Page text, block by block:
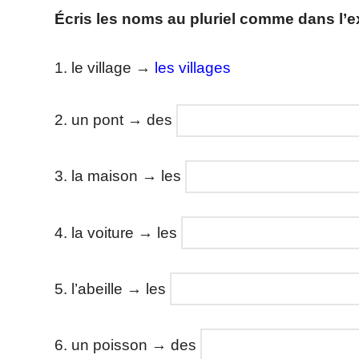
Écris les noms au pluriel comme dans
1. le village → les villages
2. un pont → des
3. la maison → les
4. la voiture → les
5. l’abeille → les
6. un poisson → des